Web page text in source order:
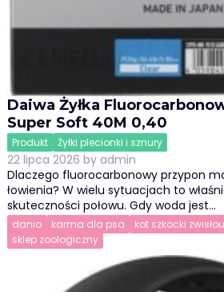
Daiwa Żyłka
Super Soft 40M 0,40
Produkt Żyłki plecionki i sznury
22 lipca 2026 by admin
Dlaczego fluorocarbonowy przypon
łowienia? W wielu sytuacjach to
skuteczności połowu. Gdy woda jest…
danio karma dla psa kot szkocki
sklep zoologiczny